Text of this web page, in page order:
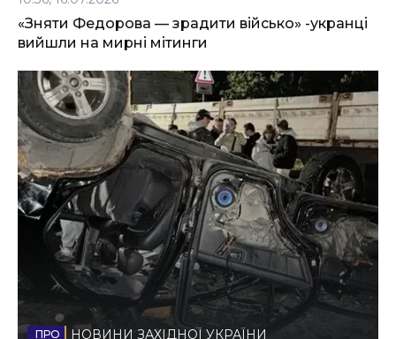
«Зняти Федорова — зрадити військо» -укранці
вийшли на мирні мітинги
НОВИНИ ЗАХІДНОЇ УКРАЇНИ